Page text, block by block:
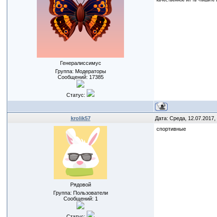
Генералиссимус
Группа: Модераторы
Сообщений: 17385
Статус:
krolik57 Дата: Среда,
Рядовой
Группа: Пользователи
Сообщений: 1
спортивные